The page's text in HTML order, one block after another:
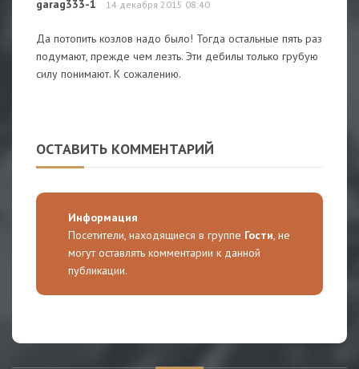
garag333-1 14 декабря 2015 08:40
Да потопить козлов надо было! Тогда остальные пять раз
подумают, прежде чем лезть. Эти дебилы только грубую
силу понимают. К сожалению.
ОСТАВИТЬ КОММЕНТАРИЙ
Информация
Посетители, находящиеся в группе Гости, не
могут оставлять комментарии к данной
публикации.